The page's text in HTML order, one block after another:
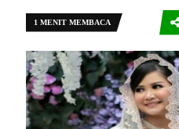
1 MENIT MEMBACA